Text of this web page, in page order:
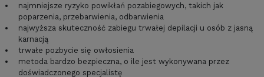
najmniejsze ryzyko powikłań pozabiegowych, takich jak
poparzenia, przebarwienia, odbarwienia
najwyższa skuteczność zabiegu trwałej depilacji u osób z jasną
karnacją
trwałe pozbycie się owłosienia
metoda bardzo bezpieczna, o ile jest wykonywana przez
doświadczonego specjalistę